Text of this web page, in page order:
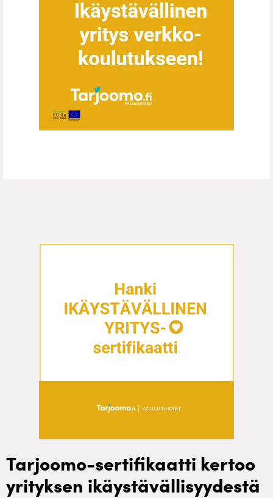
Tarjoomo-sertifikaatti kertoo
yrityksen ikäystävällisyydestä